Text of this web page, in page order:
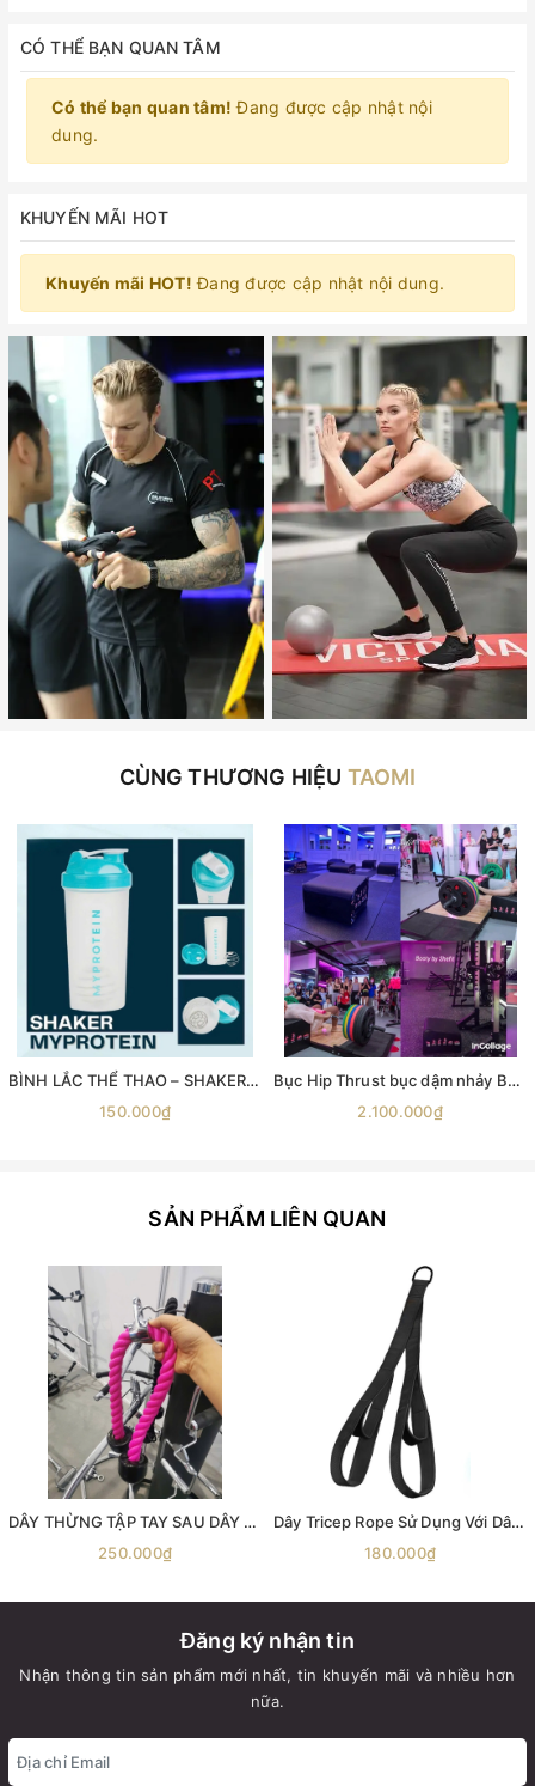
CÓ THỂ BẠN QUAN TÂM
Có thể bạn quan tâm! Đang được cập nhật nội
dung.
KHUYẾN MÃI HOT
Khuyến mãi HOT! Đang được cập nhật nội dung.
CÙNG THƯƠNG HIỆU TAOMI
BÌNH LẮC THỂ THAO – SHAKER MYPROTEIN 600ML
150.000₫
Bục Hip Thrust bục dậm nhảy Bục nhảy Aerobic Bục gỗ bật nhảy Ironwod Wooden Plyometric Box
2.100.000₫
SẢN PHẨM LIÊN QUAN
DÂY THỪNG TẬP TAY SAU DÂY KÉO CÁP ( phụ kiện số 4 ) -dây thừng kéo xô -dây thừng tập xô -dây thừng tập tay- sau phụ kiện kéo xô dây đôi tập tay sau dây đôi tập xô tay
250.000₫
Dây Tricep Rope Sử Dụng Với Dây Cáp Khi Tập GYM , thể hình
180.000₫
Đăng ký nhận tin
Nhận thông tin sản phẩm mới nhất, tin khuyến mãi và nhiều hơn
nữa.